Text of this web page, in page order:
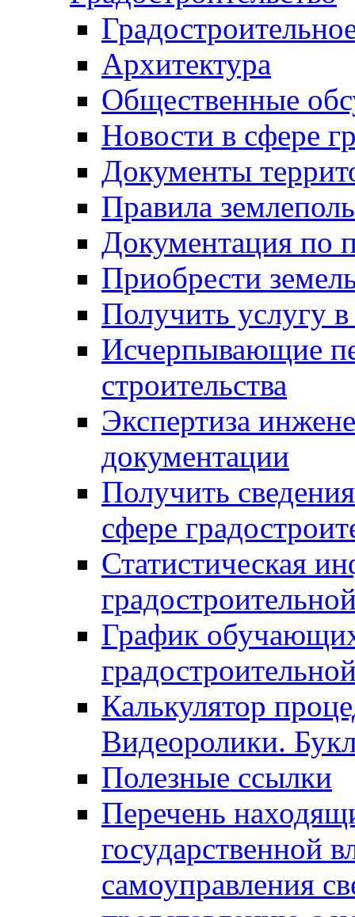
Архитектура
Общественные
Новости в сфере
Документы
Правила
Документация по
Приобрести
Получить услугу в
Исчерпывающие
строительства
Экспертиза
документации
Получить
сфере
Статистическая
График
Калькулятор
Видеоролики.
Полезные ссылки
Перечень
государственной
самоуправления